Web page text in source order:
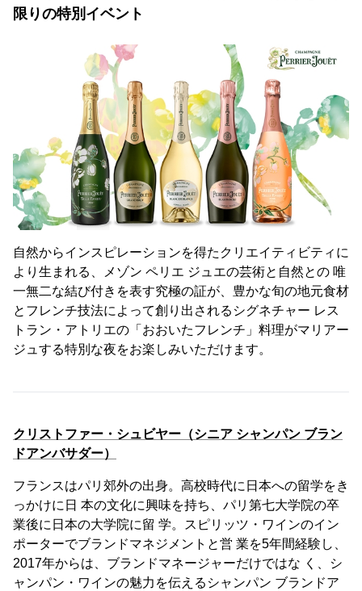
限りの特別イベント
自然からインスピレーションを得たクリエイティビティに
より生まれる、メゾン ペリエ ジュエの芸術と自然との 唯
一無二な結び付きを表す究極の証が、豊かな旬の地元食材
とフレンチ技法によって創り出されるシグネチャー レス
トラン・アトリエの「おおいたフレンチ」料理がマリアー
ジュする特別な夜をお楽しみいただけます。
クリストファー・シュビヤー（シニア シャンパン ブラン
ドアンバサダー）
フランスはパリ郊外の出身。高校時代に日本への留学をき
っかけに日 本の文化に興味を持ち、パリ第七大学院の卒
業後に日本の大学院に留 学。スピリッツ・ワインのイン
ポーターでブランドマネジメントと営 業を5年間経験し、
2017年からは、ブランドマネージャーだけではな く、シ
ャンパン・ワインの魅力を伝えるシャンパン ブランドア